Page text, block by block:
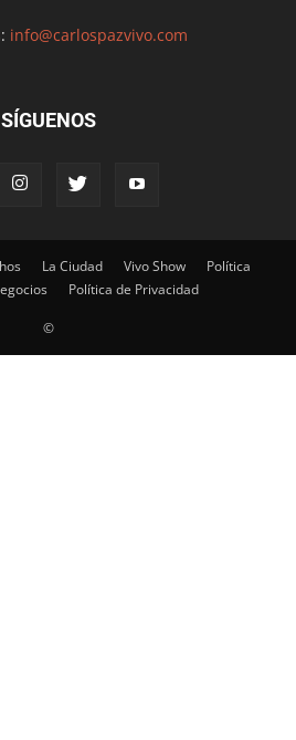
info@carlospazvivo.com
SÍGUENOS
La Ciudad Vivo Show
Política
Política de Privacidad
©